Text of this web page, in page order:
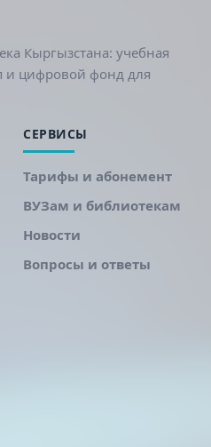
Кыргызстана: учебная
и цифровой фонд для
СЕРВИСЫ
Тарифы и абонемент
ВУЗам и библиотекам
Новости
Вопросы и ответы